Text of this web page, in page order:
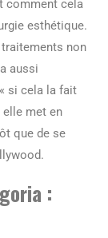
comment cela
esthétique.
non
aussi
si cela la fait
elle met en
que de se
: